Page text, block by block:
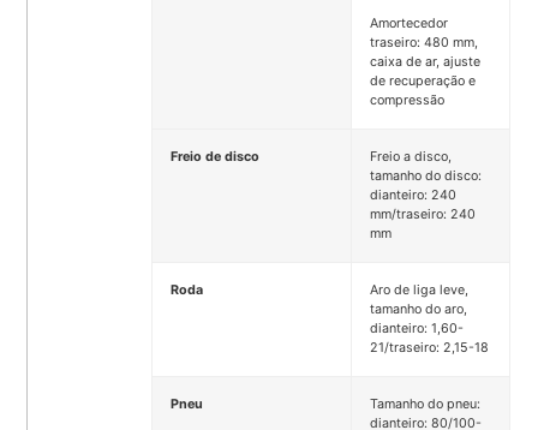
Amortecedor
traseiro: 480 mm,
caixa de ar, ajuste
de recuperação e
compressão
Freio de disco
Freio a disco,
tamanho do disco:
dianteiro: 240
mm/traseiro: 240
mm
Roda
Aro de liga leve,
tamanho do aro,
dianteiro: 1,60-
21/traseiro: 2,15-18
Pneu
Tamanho do pneu:
dianteiro: 80/100-